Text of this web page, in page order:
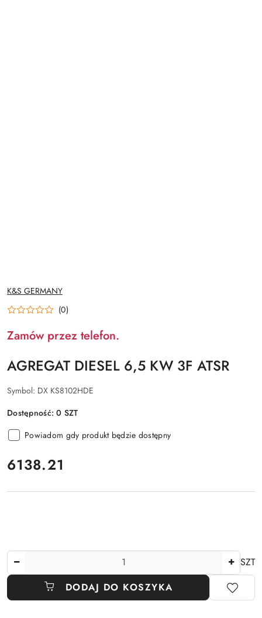
NAZWA
PRODUCENTA:
K&S GERMANY
(0)
Zamów przez telefon.
AGREGAT DIESEL 6,5 KW 3F ATSR
Symbol: DX KS8102HDE
Dostępność:0 SZT
Powiadom gdy produkt będzie dostępny
cena:
6138.21
SZT
DODAJ DO KOSZYKA